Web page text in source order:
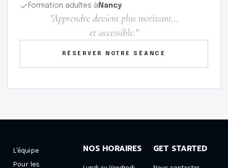
Formation adultes à Nancy
"Apprendre devient plus motivant...
et accessible."
RÉSERVER NOTRE SÉANCE
L'équipe
Pour les
NOS HORAIRES GET STARTED